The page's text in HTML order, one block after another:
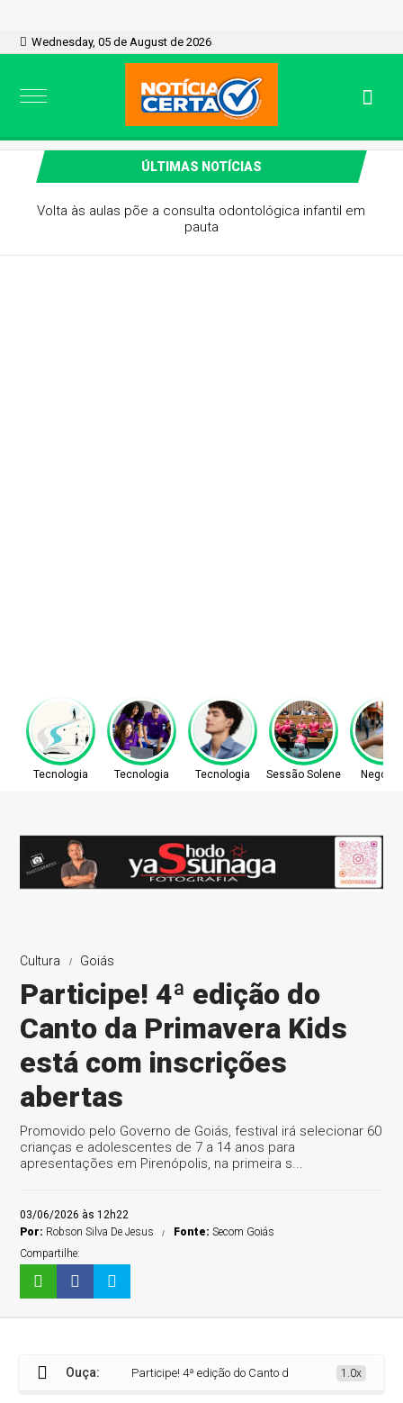
Wednesday, 05 de August de 2026
ÚLTIMAS NOTÍCIAS
Rede Líderes lança editora com 850 líderes empresariais
Tecnologia Tecnologia Tecnologia Sessão Solene
Cultura Goiás
Participe! 4ª edição do
Canto da Primavera Kids
está com inscrições
abertas
Promovido pelo Governo de Goiás, festival irá selecionar 60
crianças e adolescentes de 7 a 14 anos para
apresentações em Pirenópolis, na primeira s...
03/06/2026 às 12h22
Por: Robson Silva De Jesus Fonte:Secom Goiás
Compartilhe:
Ouça: Participe! 4ª edição do Canto da Primavera Kids está
1.0x